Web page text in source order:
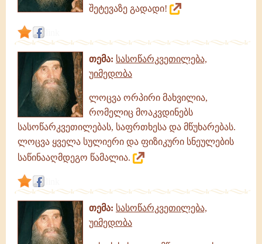
შეტევაზე გადადი!
თემა: სასოწარკვეთილება,
უიმედობა
ლოცვა ორპირი მახვილია,
რომელიც მოაკვდინებს
სასოწარკვეთილებას, საფრთხესა და მწუხარებას.
ლოცვა ყველა სულიერი და ფიზიკური სნეულების
საწინააღმდეგო წამალია.
თემა: სასოწარკვეთილება,
უიმედობა